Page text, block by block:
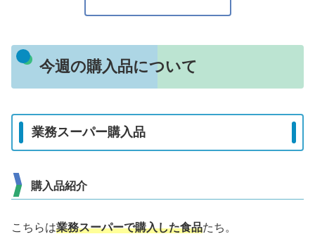
今週の購入品について
業務スーパー購入品
購入品紹介
こちらは業務スーパーで購入した食品たち。